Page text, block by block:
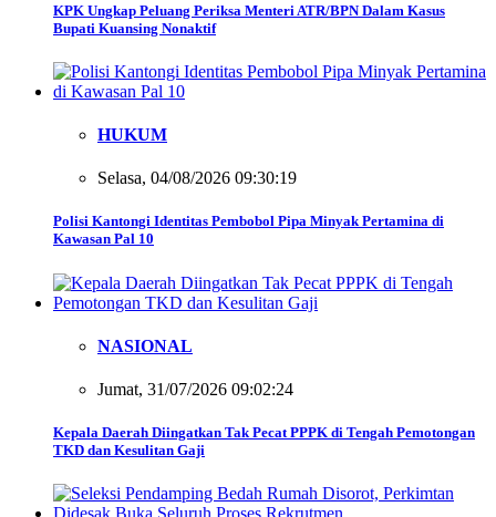
KPK Ungkap Peluang Periksa Menteri ATR/BPN Dalam Kasus
Bupati Kuansing Nonaktif
HUKUM
Selasa, 04/08/2026 09:30:19
Polisi Kantongi Identitas Pembobol Pipa Minyak Pertamina di
Kawasan Pal 10
NASIONAL
Jumat, 31/07/2026 09:02:24
Kepala Daerah Diingatkan Tak Pecat PPPK di Tengah Pemotongan
TKD dan Kesulitan Gaji